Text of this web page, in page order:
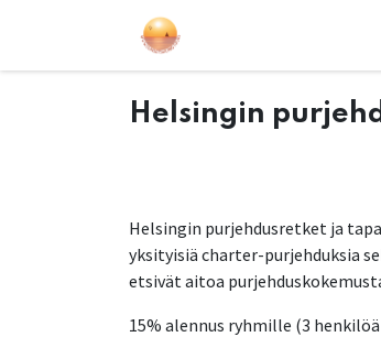
Helsingin
Helsingin purjehdusretket ja
yksityisiä charter-purjehduksia
etsivät aitoa
15% alennus ryhmille (3